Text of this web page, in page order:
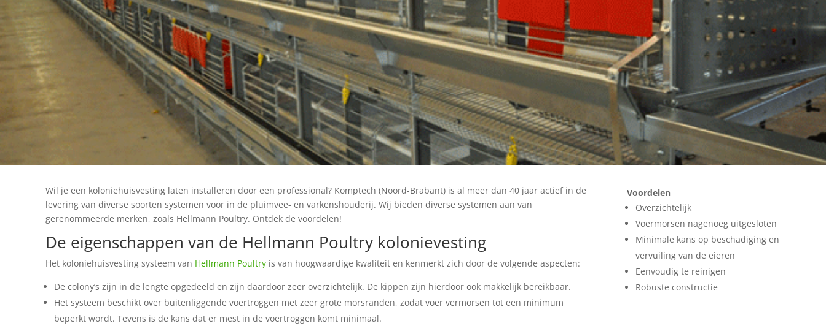
Wil je een koloniehuisvesting laten installeren door een professional? Komptech (Noord-Brabant) is al meer dan 40 jaar actief in de
levering van diverse soorten systemen voor in de pluimvee- en varkenshouderij. Wij bieden diverse systemen aan van
gerenommeerde merken, zoals Hellmann Poultry. Ontdek de voordelen!
De eigenschappen van de Hellmann Poultry kolonievesting
Het koloniehuisvesting systeem van Hellmann Poultryis van hoogwaardige kwaliteit en kenmerkt zich door de volgende aspecten:
De colony’s zijn in de lengte opgedeeld en zijn daardoor zeer overzichtelijk. De kippen zijn hierdoor ook makkelijk bereikbaar.
Het systeem beschikt over buitenliggende voertroggen met zeer grote morsranden, zodat voer vermorsen tot een minimum
beperkt wordt. Tevens is de kans dat er mest in de voertroggen komt minimaal.
Voordelen
Overzichtelijk
Voermorsen nagenoeg uitgesloten
Minimale kans op beschadiging en
vervuiling van de eieren
Eenvoudig te reinigen
Robuste constructie